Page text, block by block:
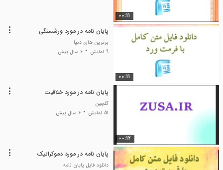
00:11
00:11
پایان نامه در مورد ورشستگی
برترین های دنیا
9 نمایش
6 سال پیش
00:12
پایان نامه در مورد خلاقیت
گلچین
51 نمایش
6 سال پیش
پایان نامه در مورد دموکراتیک
دانلود فایل پایان نامه